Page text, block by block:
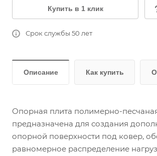
Купить в 1 клик
Срок службы 50 лет
Описание Как купить
Опорная плита полимерно-
предназначена для создания
опорной поверхности под ковер,
равномерное распределение